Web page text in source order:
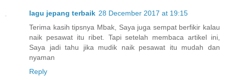
lagu jepang terbaik 28 December 2017 at 19:15
Terima kasih tipsnya Mbak, Saya juga sempat berfikir kalau
naik pesawat itu ribet. Tapi setelah membaca artikel ini,
Saya jadi tahu jika mudik naik pesawat itu mudah dan
nyaman
Reply